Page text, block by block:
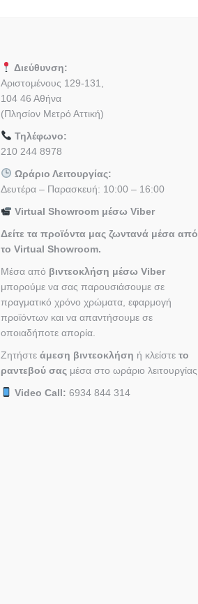
Διεύθυνση:
Αριστομένους 129-131,
104 46 Αθήνα
(Πλησίον Μετρό Αττική)
Τηλέφωνο:
210 244 8978
Ωράριο Λειτουργίας:
Δευτέρα – Παρασκευή: 10:00 – 16:00
Virtual Showroom μέσω Viber
Δείτε τα προϊόντα μας ζωντανά μέσα από
το Virtual Showroom.
Μέσα από βιντεοκλήση μέσω Viber
μπορούμε να σας παρουσιάσουμε σε
πραγματικό χρόνο χρώματα, εφαρμογή
προϊόντων και να απαντήσουμε σε
οποιαδήποτε απορία.
Ζητήστε άμεση βιντεοκλήση ή κλείστε το
ραντεβού σας μέσα στο ωράριο λειτουργίας.
Video Call: 6934 844 314